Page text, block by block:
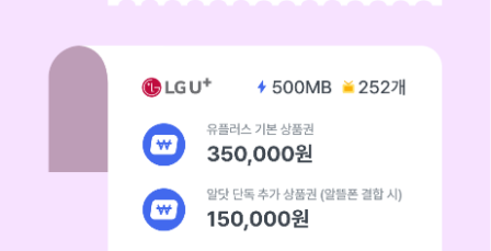
유플러스 기본 상품권 380,000원 알닷 단톡 추가 상품권(알뜰폰 결